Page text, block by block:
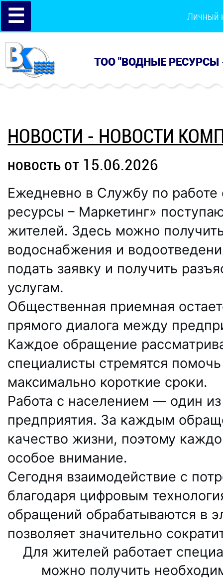
☰ Личный
ТОО "ВОДНЫЕ РЕСУРСЫ
НОВОСТИ - НОВОСТИ
новость от 15.06.2026
Ежедневно в Службу по
ресурсы – Маркетинг»
жителей. Здесь можно
водоснабжения и
подать заявку и получить
услугам.
Общественная приемная
прямого диалога между
Каждое обращение
специалисты стремятся
максимально короткие сроки.
Работа с населением — один
предприятия. За каждым
качество жизни, поэтому
особое внимание.
Сегодня взаимодействие с
благодаря цифровым
обращений обрабатываются в
позволяет значительно
Для жителей работает
можно получить